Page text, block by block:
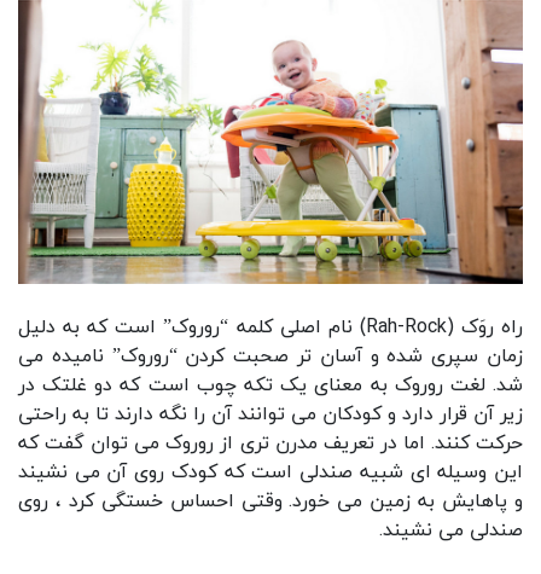
راه روَک (Rah-Rock) نام اصلی کلمه “روروک” است که به دلیل
زمان سپری شده و آسان تر صحبت کردن “روروک” نامیده می
شد. لغت روروک به معنای یک تکه چوب است که دو غلتک در
زیر آن قرار دارد و کودکان می توانند آن را نگه دارند تا به راحتی
حرکت کنند. اما در تعریف مدرن تری از روروک می توان گفت که
این وسیله ای شبیه صندلی است که کودک روی آن می نشیند
و پاهایش به زمین می خورد. وقتی احساس خستگی کرد ، روی
صندلی می نشیند.